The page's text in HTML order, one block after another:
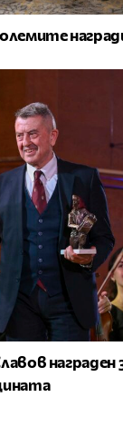
награден